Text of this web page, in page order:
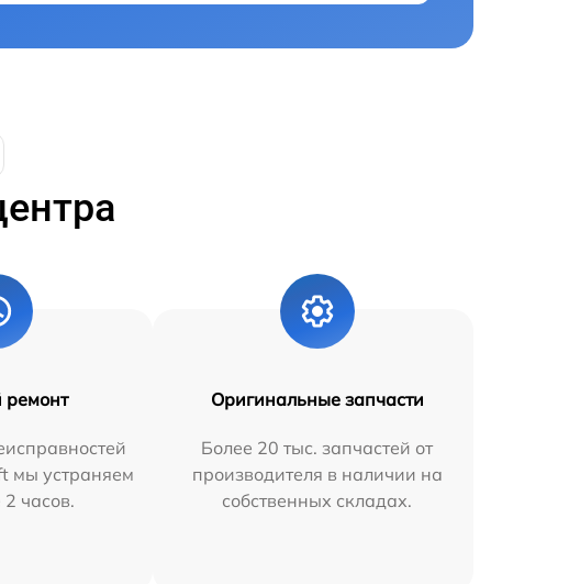
мы устраняем
2 часов.
Оригинальные запчасти
Более 20 тыс. запчастей от
производителя в наличии на
собственных складах.